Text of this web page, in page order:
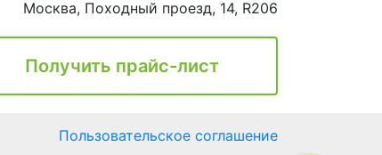
Москва, Походный проезд, 14, R206
Получить прайс-лист
Пользовательское соглашение